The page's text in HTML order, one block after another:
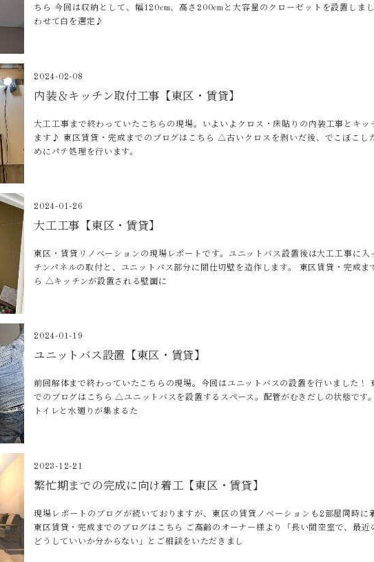
ちら 今回は収納として、幅120cm、高さ200cmと大容量のクローゼットを設置しま
わせて白を選定♪
2024-02-08
内装＆キッチン取付工事【東区・賃貸】
大工工事まで終わっていたこちらの現場。いよいよクロス・床貼りの内装工事とキッ
ます♪ 東区賃貸・完成までのブログはこちら △古いクロスを剥いだ後、でこぼこし
めにパテ処理を行います。
2024-01-26
大工工事【東区・賃貸】
東区・賃貸リノベーションの現場レポートです。ユニットバス設置後は大工工事に入
チンパネルの取付と、ユニットバス部分に間仕切壁を造作します。 東区賃貸・完成ま
ら △キッチンが設置される壁面に
2024-01-19
ユニットバス設置【東区・賃貸】
前回解体まで終わっていたこちらの現場。今回はユニットバスの設置を行いました！
でのブログはこちら △ユニットバスを設置するスペース。配管がむきだしの状態です
トイレと水廻りが集まるた
2023-12-21
繁忙期までの完成に向け着工【東区・賃貸】
現場レポートのブログが続いておりますが、東区の賃貸ノベーションも2部屋同時に
東区賃貸・完成までのブログはこちら ご高齢のオーナー様より「長い間空室で、最近
どうしていいか分からない」とご相談をいただきまし